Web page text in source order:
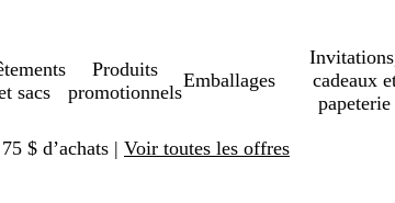
sacs
Produits
promotionnels
Emballages
cadeaux
papeterie
$ d’achats | Voir toutes les offres